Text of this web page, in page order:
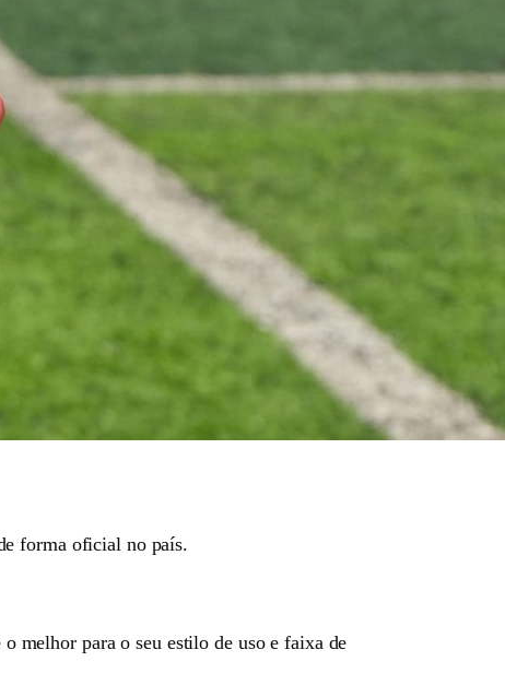
forma oficial no país.
melhor para o seu estilo de uso e faixa de